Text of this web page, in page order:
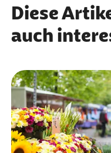
Diese
auch